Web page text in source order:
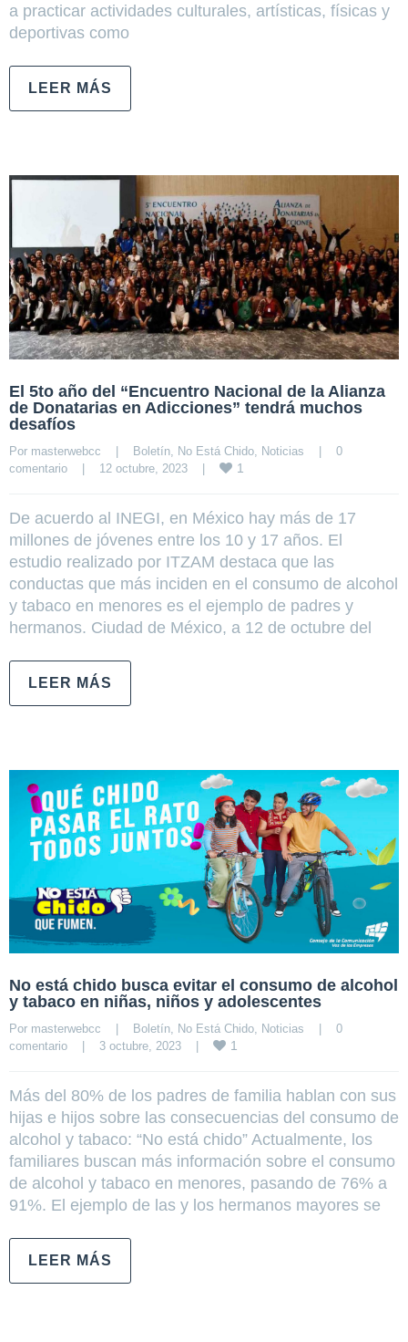
a practicar actividades culturales, artísticas, físicas y
deportivas como
LEER MÁS
El 5to año del “Encuentro Nacional de la Alianza
de Donatarias en Adicciones” tendrá muchos
desafíos
Por masterwebcc | Boletín No Está Chido Noticias |
0
comentario
| 12 octubre, 2023 | 1
De acuerdo al INEGI, en México hay más de 17
millones de jóvenes entre los 10 y 17 años. El
estudio realizado por ITZAM destaca que las
conductas que más inciden en el consumo de alcohol
y tabaco en menores es el ejemplo de padres y
hermanos. Ciudad de México, a 12 de octubre del
LEER MÁS
No está chido busca evitar el consumo de alcohol
y tabaco en niñas, niños y adolescentes
Por masterwebcc Boletín, No Está Chido, Noticias
0
comentario
3 octubre, 2023 1
Más del 80% de los padres de familia hablan con sus
hijas e hijos sobre las consecuencias del consumo de
alcohol y tabaco: “No está chido” Actualmente, los
familiares buscan más información sobre el consumo
de alcohol y tabaco en menores, pasando de 76% a
91%. El ejemplo de las y los hermanos mayores se
LEER MÁS